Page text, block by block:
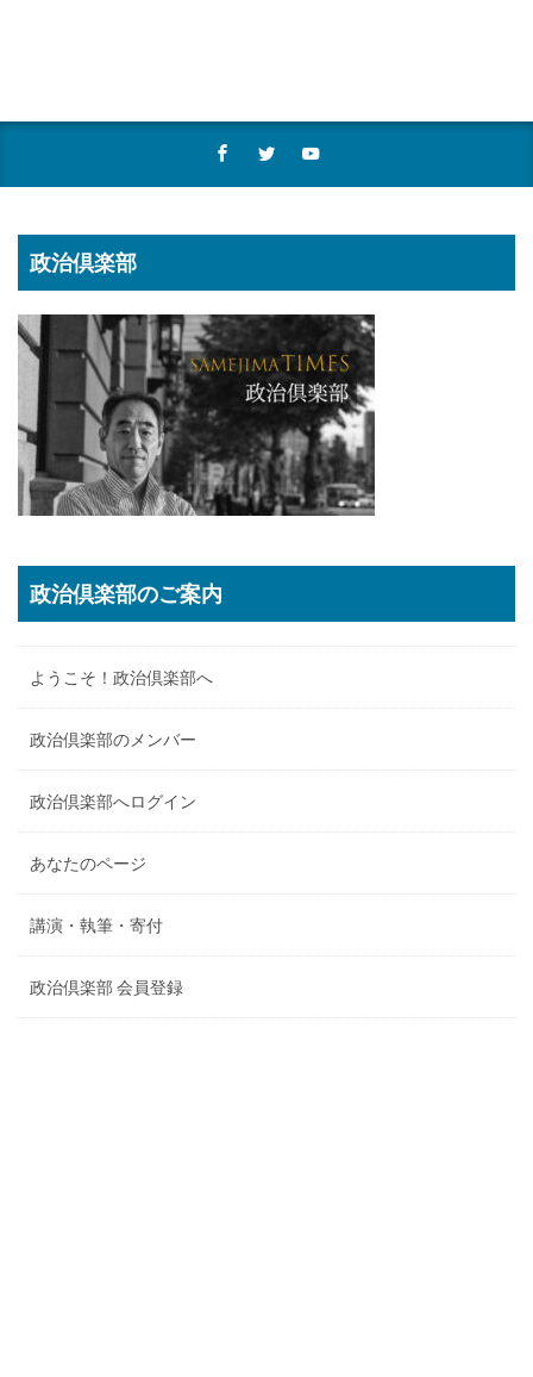
政治倶楽部
政治倶楽部のご案内
ようこそ！政治倶楽部へ
政治倶楽部のメンバー
政治倶楽部へログイン
あなたのページ
講演・執筆・寄付
政治倶楽部 会員登録